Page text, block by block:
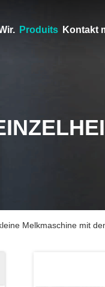
Produits Kontakt
Melkmaschine mit